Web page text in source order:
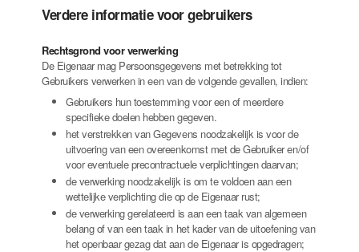
Verdere informatie voor gebruikers
Rechtsgrond voor verwerking
De Eigenaar mag Persoonsgegevens met betrekking tot
Gebruikers verwerken in een van de volgende gevallen, indien:
Gebruikers hun toestemming voor een of meerdere
specifieke doelen hebben gegeven.
het verstrekken van Gegevens noodzakelijk is voor de
uitvoering van een overeenkomst met de Gebruiker en/of
voor eventuele precontractuele verplichtingen daarvan;
de verwerking noodzakelijk is om te voldoen aan een
wettelijke verplichting die op de Eigenaar rust;
de verwerking gerelateerd is aan een taak van algemeen
belang of van een taak in het kader van de uitoefening van
het openbaar gezag dat aan de Eigenaar is opgedragen;